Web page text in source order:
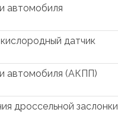
автомобиля
датчик
автомобиля (АКПП)
дроссельной заслонки